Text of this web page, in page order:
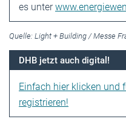
es unter
Quelle: Light + Building / Messe
DHB jetzt auch digital!
Einfach hier klicken und
registrieren!